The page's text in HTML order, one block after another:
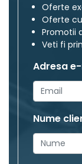
Oferte
Oferte
Promotii
Veti fi
Adresa
Nume